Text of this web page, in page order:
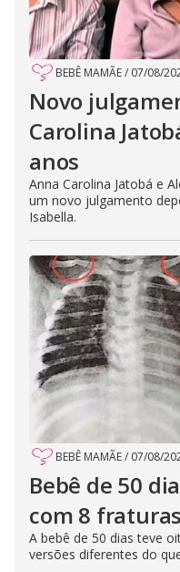
BEBÊ MAMÃE/ 07/08/
Novo
Carolina
anos
Anna Carolina Jatobá e
um novo julgamento
Isabella.
BEBÊ MAMÃE/ 07/08/
Bebê de 50
com 8
A bebê de 50 dias teve
versões diferentes do